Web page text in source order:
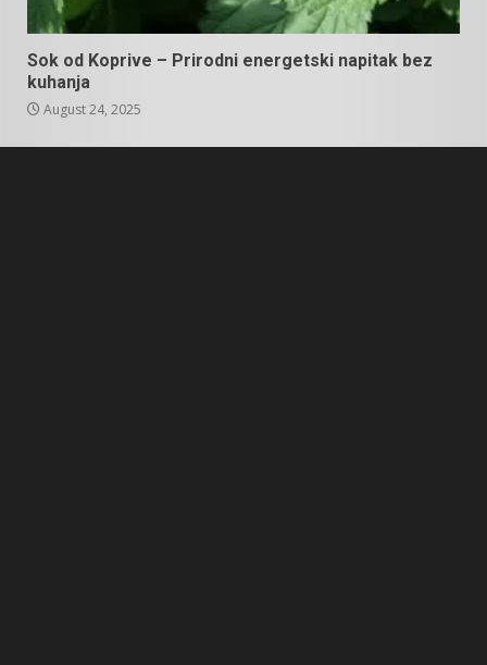
Sok od Koprive – Prirodni energetski napitak bez
kuhanja
August 24, 2025